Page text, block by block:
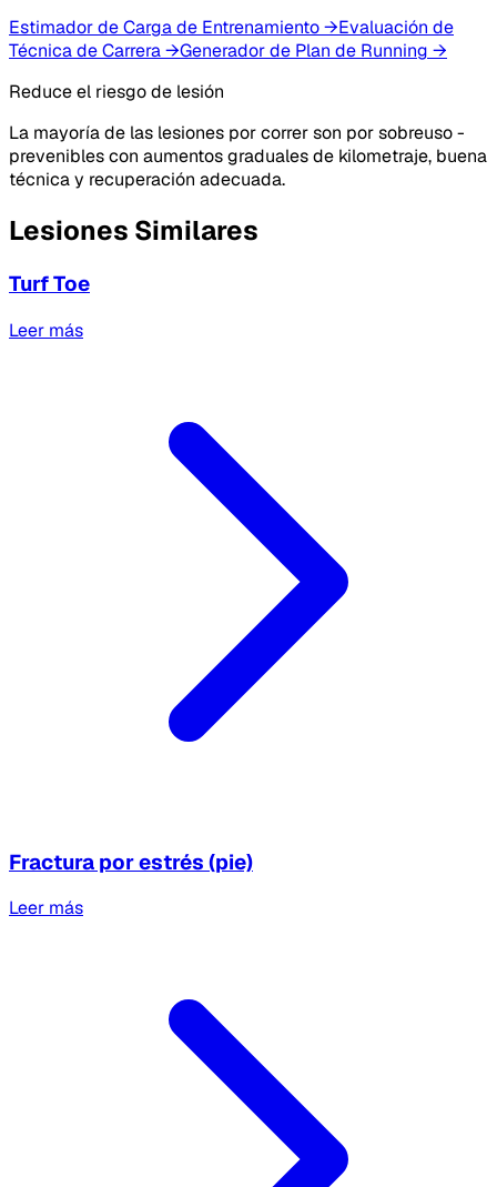
Estimador de Carga de Entrenamiento→Evaluación de
Técnica de Carrera→Generador de Plan de Running →
Reduce el riesgo de lesión
La mayoría de las lesiones por correr son por sobreuso -
prevenibles con aumentos graduales de kilometraje, buena
técnica y recuperación adecuada.
Lesiones Similares
Turf Toe
Leer más
Fractura por estrés (pie)
Leer más